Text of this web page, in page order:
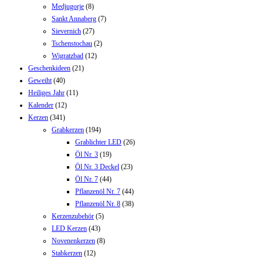
Medjugorje (8)
Sankt Annaberg (7)
Sievernich (27)
Tschenstochau (2)
Wigratzbad (12)
Geschenkideen (21)
Geweiht (40)
Heiliges Jahr (11)
Kalender (12)
Kerzen (341)
Grabkerzen (194)
Grablichter LED (26)
Öl Nr. 3 (19)
Öl Nr. 3 Deckel (23)
Öl Nr. 7 (44)
Pflanzenöl Nr. 7 (44)
Pflanzenöl Nr. 8 (38)
Kerzenzubehör (5)
LED Kerzen (43)
Novenenkerzen (8)
Stabkerzen (12)